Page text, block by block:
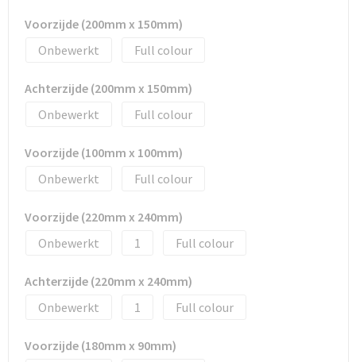
Voorzijde (200mm x 150mm)
Onbewerkt
Full colour
Achterzijde (200mm x 150mm)
Onbewerkt
Full colour
Voorzijde (100mm x 100mm)
Onbewerkt
Full colour
Voorzijde (220mm x 240mm)
Onbewerkt
1 Full colour
Achterzijde (220mm x 240mm)
Onbewerkt
1 Full colour
Voorzijde (180mm x 90mm)